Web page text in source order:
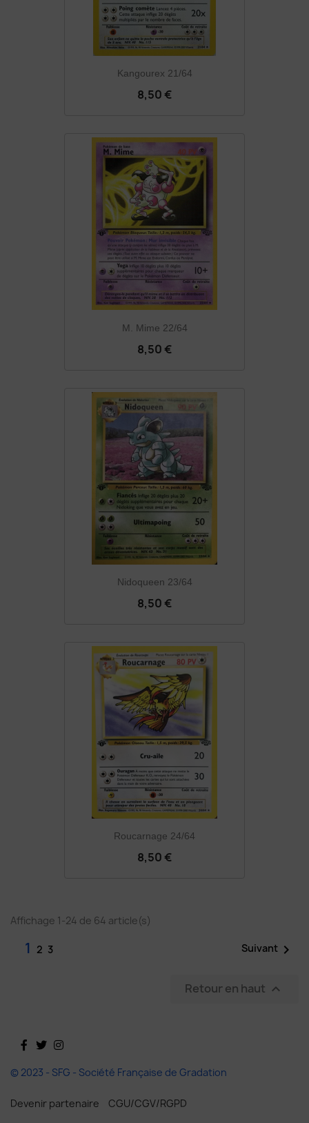
Kangourex 21/64
8,50 €
M. Mime 22/64
8,50 €
Nidoqueen 23/64
8,50 €
Roucarnage 24/64
8,50 €
Affichage 1-24 de 64 article(s)
1 2 3 Suivant 
Retour en haut 
Facebook
Twitter
Instagram
© 2023 - SFG - Société Française de Gradation
Devenir partenaire CGU/CGV/RGPD